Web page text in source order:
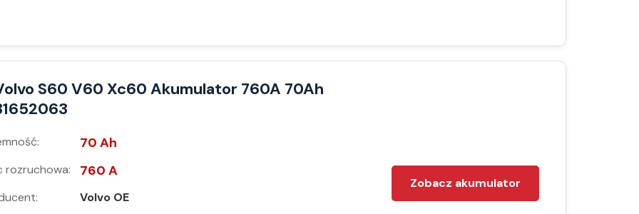
S60 V60 Xc60 Akumulator 760A 70Ah
70 Ah
rozruchowa: 760 A
Volvo OE
Zobacz akumulator